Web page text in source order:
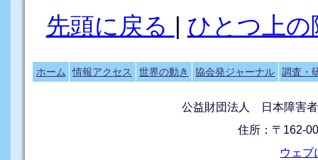
先頭に戻る ひとつ上の
ホーム 情報アクセス 世界の動き 協会発ジャーナル 調査・
公益財団法人 日本障害
住所：〒162-
ウェブ